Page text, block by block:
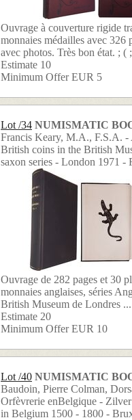
Ouvrage à couverture rigide
monnaies médailles avec 326
avec photos. Très bon état. ; (
Estimate 10
Minimum Offer EUR 5
Lot /34 NUMISMATIC
Francis Keary, M.A., F.S.A. -
British coins in the British
saxon series - London 1971 -
Ouvrage de 282 pages et 30
monnaies anglaises, séries
British Museum de Londres ...
Estimate 20
Minimum Offer EUR 10
Lot /40 NUMISMATIC
Baudoin, Pierre Colman,
Orfèvrerie enBelgique -
in Belgium 1500 - 1800 -